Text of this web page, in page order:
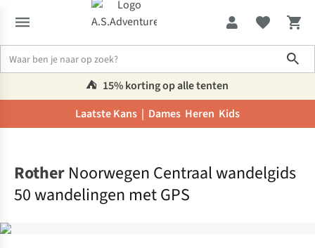
⛺️ 15% korting op alle tenten
Laatste Kans | Dames Heren Kids
Rother Noorwegen Centraal wandelgids
50 wandelingen met GPS